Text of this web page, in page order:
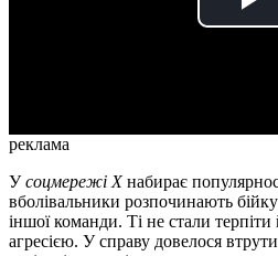
реклама
Усоцмережі Xнабирає
вболівальники розпочинають
іншої команди. Ті не стали
агресією. У справу довелося